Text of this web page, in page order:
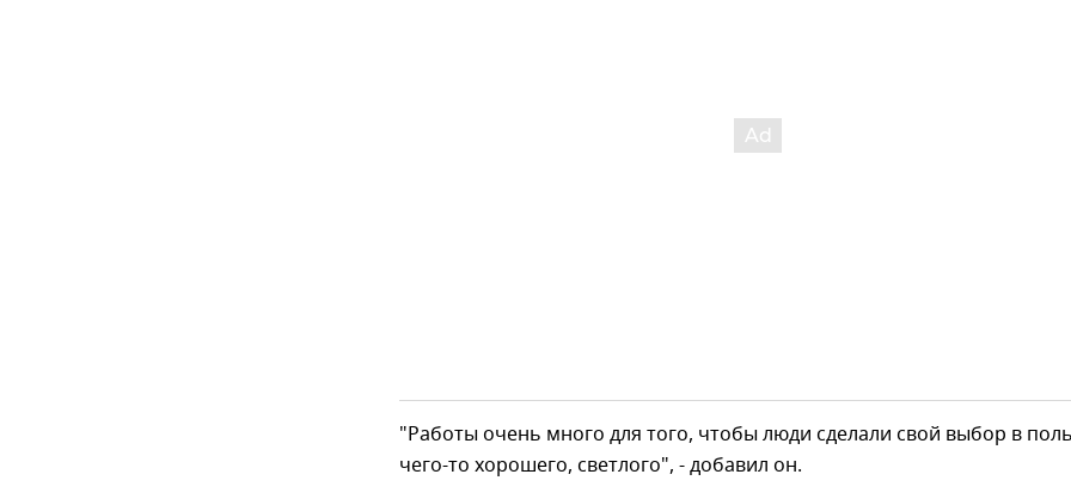
"Работы очень много для того, чтобы люди сделали свой выбор в
чего-то хорошего, светлого", - добавил он.